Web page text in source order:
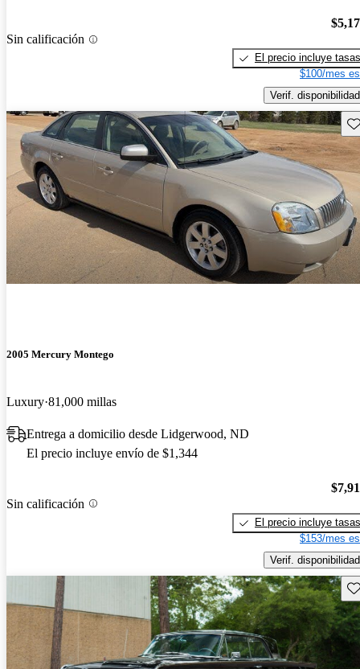
Sin calificación
El precio incluye tasas
$100/mes
Verif. disponibilidad
2005 Mercury Montego
Luxury 81,000 millas
Entrega a domicilio desde Lidgerwood, ND
El precio incluye envío de $1,344
Sin calificación
El precio incluye tasas
$153/mes
Verif. disponibilidad